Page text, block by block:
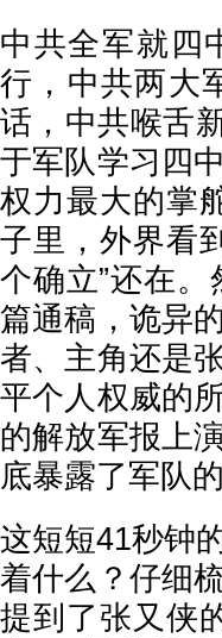
中共全军就四
行，中共两大
话，中共喉舌
于军队学习四
权力最大的掌
子里，外界看
个确立”还在
篇通稿，诡异
者、主角还是
平个人权威的
的解放军报上
底暴露了军队
这短短41秒钟
着什么？仔细
提到了张又侠